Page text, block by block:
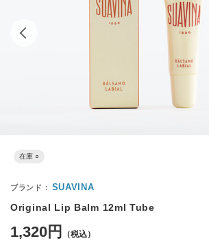
在庫 ○
SUAVINA
Original Lip Balm 12ml Tube
1,320円